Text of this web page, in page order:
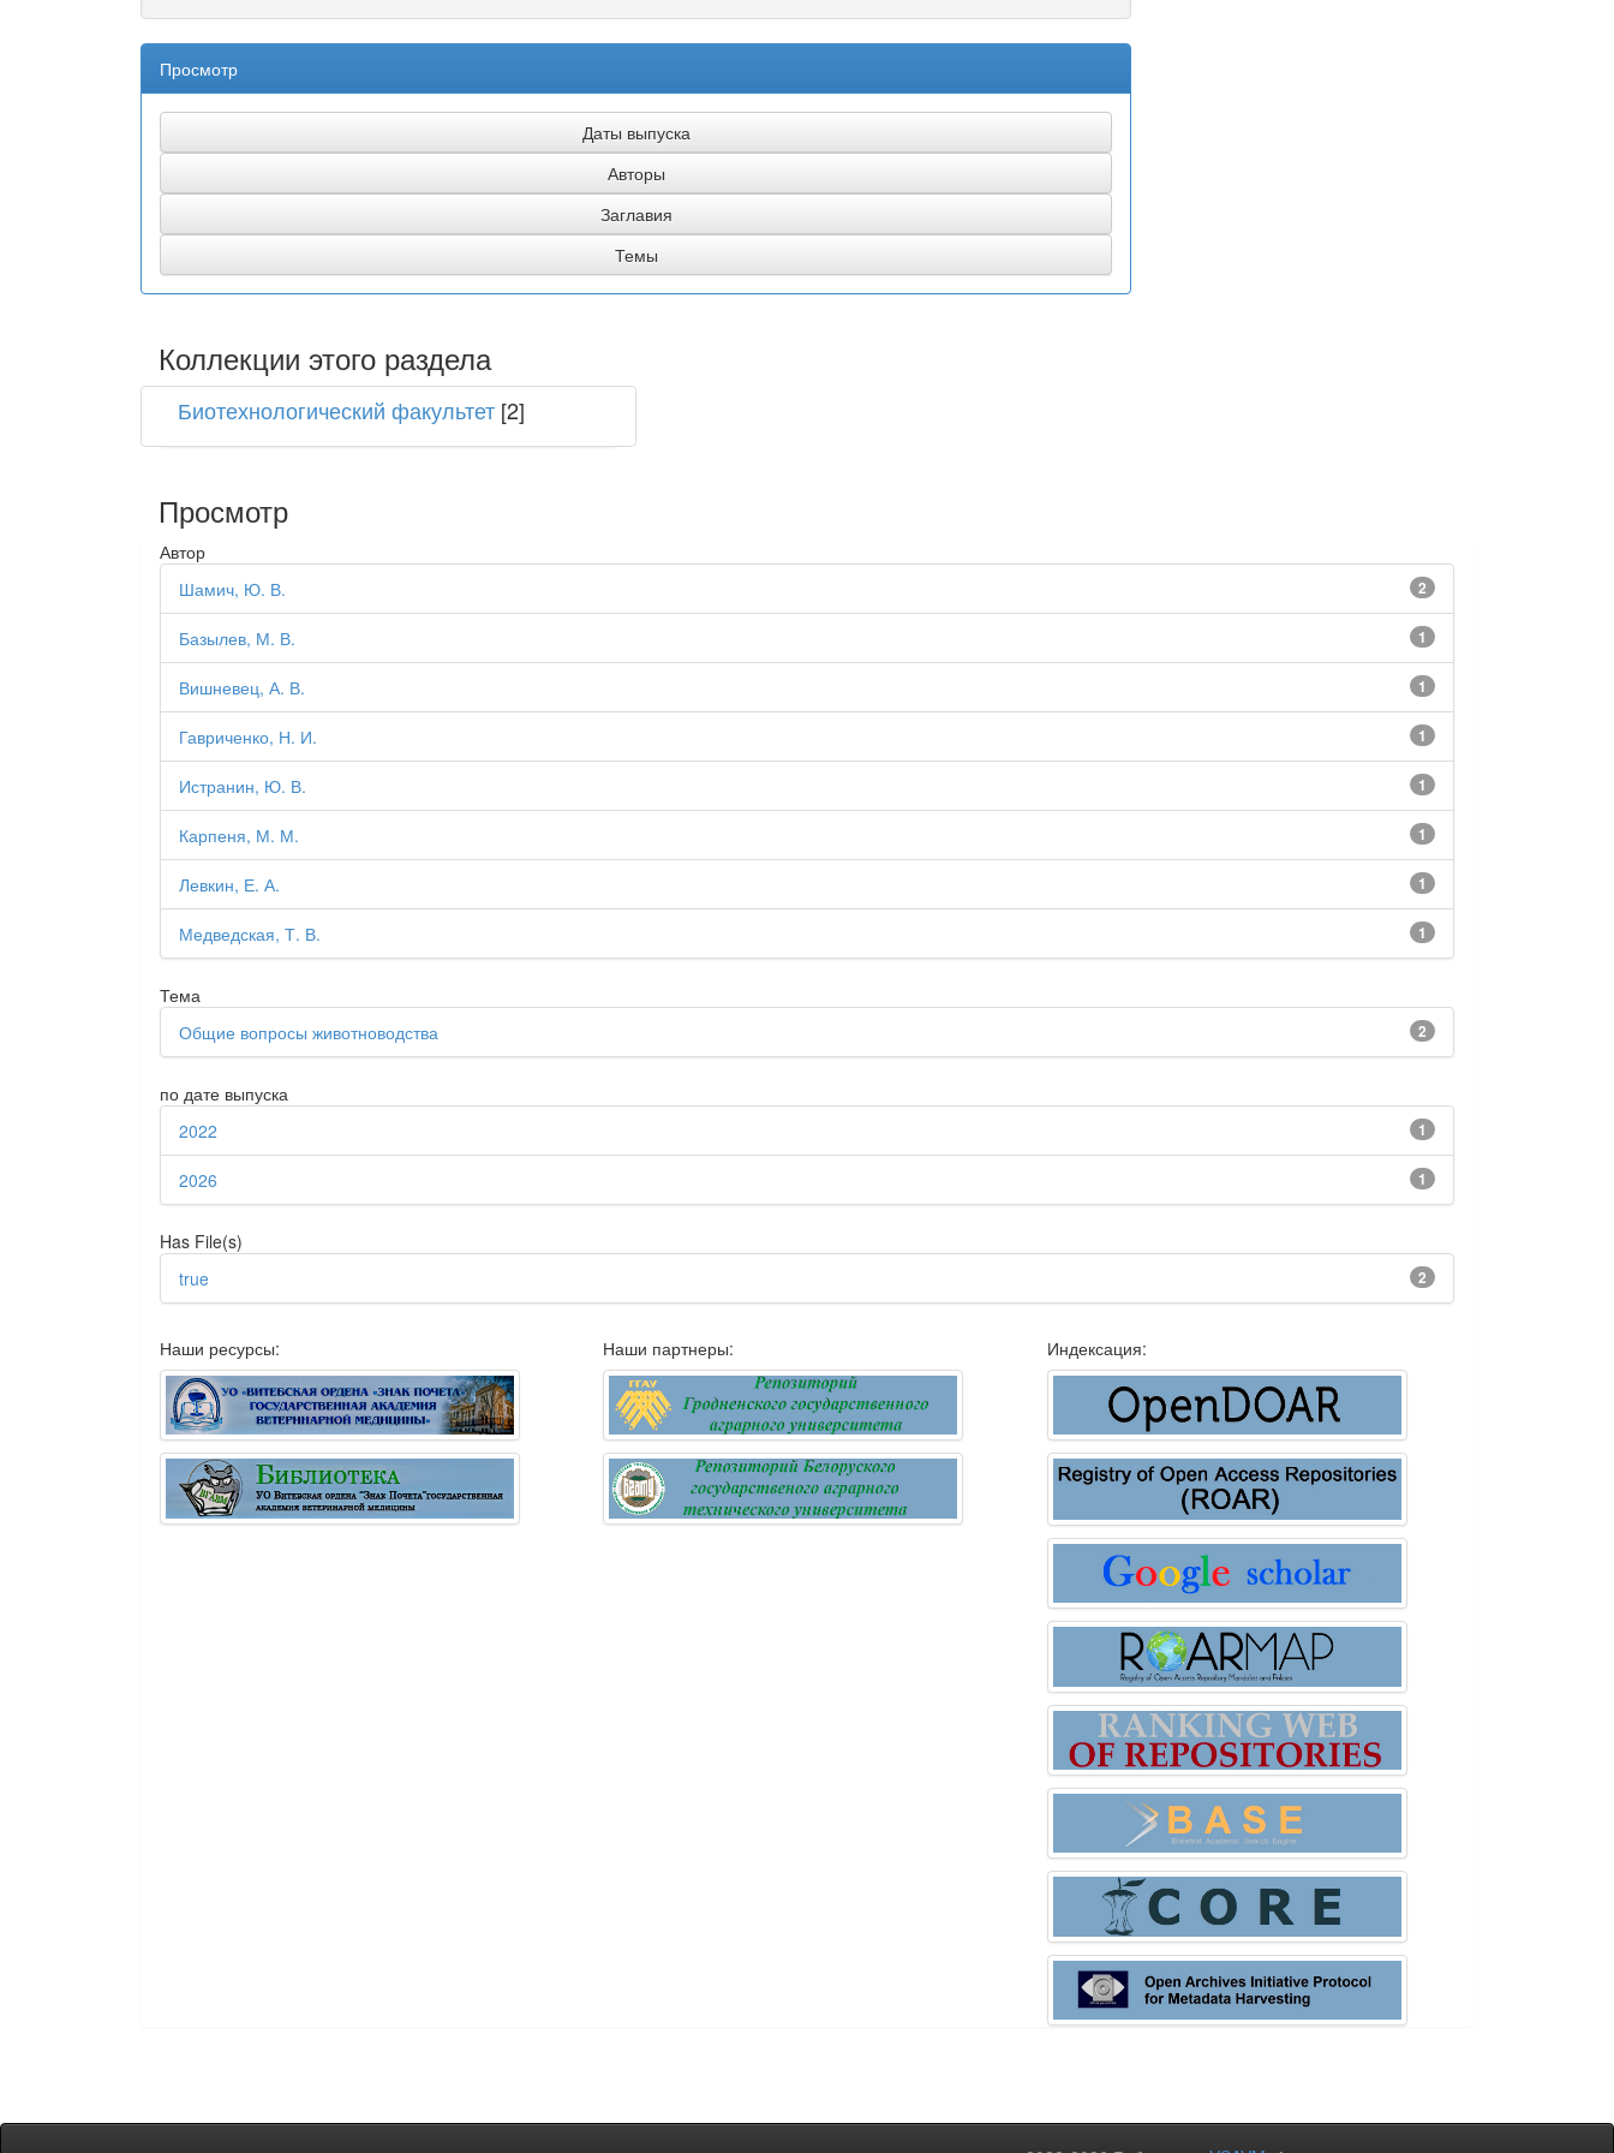
Просмотр
Коллекции этого раздела
Биотехнологический факультет [2]
Просмотр
Автор
2
Шамич, Ю. В.
1
Базылев, М. В.
1
Вишневец, А. В.
1
Гавриченко, Н. И.
1
Истранин, Ю. В.
1
Карпеня, М. М.
1
Левкин, Е. А.
1
Медведская, Т. В.
Тема
2
Общие вопросы животноводства
по дате выпуска
1
2022
1
2026
Has File(s)
2
true
Наши ресурсы: Наши партнеры: Индексация: